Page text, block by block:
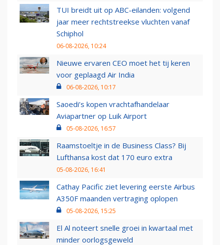
TUI breidt uit op ABC-eilanden: volgend
jaar meer rechtstreekse vluchten vanaf
Schiphol
06-08-2026, 10:24
Nieuwe ervaren CEO moet het tij keren
voor geplaagd Air India
06-08-2026, 10:17
Saoedi’s kopen vrachtafhandelaar
Aviapartner op Luik Airport
05-08-2026, 16:57
Raamstoeltje in de Business Class? Bij
Lufthansa kost dat 170 euro extra
05-08-2026, 16:41
Cathay Pacific ziet levering eerste Airbus
A350F maanden vertraging oplopen
05-08-2026, 15:25
El Al noteert snelle groei in kwartaal met
minder oorlogsgeweld